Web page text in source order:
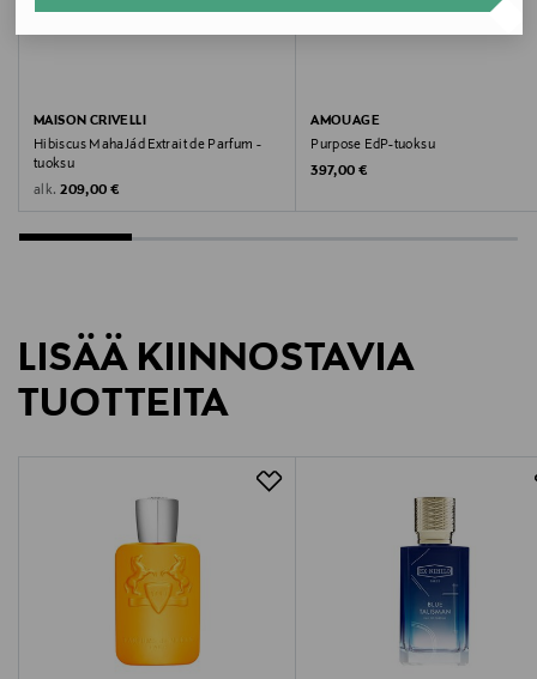
Valmistajan tuotenumero
Valmistaja
TMC NORDIC AB
info@tmcnordic.com
Avainsanat
MAISON CRIVELLI
Hibiscus MahaJád Extrait de Parfum -
tuoksu
alk. Original Price
209,00 €
AMOUAGE
Purpose EdP-tuoksu
Original Price
397,00 €
LISÄÄ KIINNOSTAVIA
TUOTTEITA